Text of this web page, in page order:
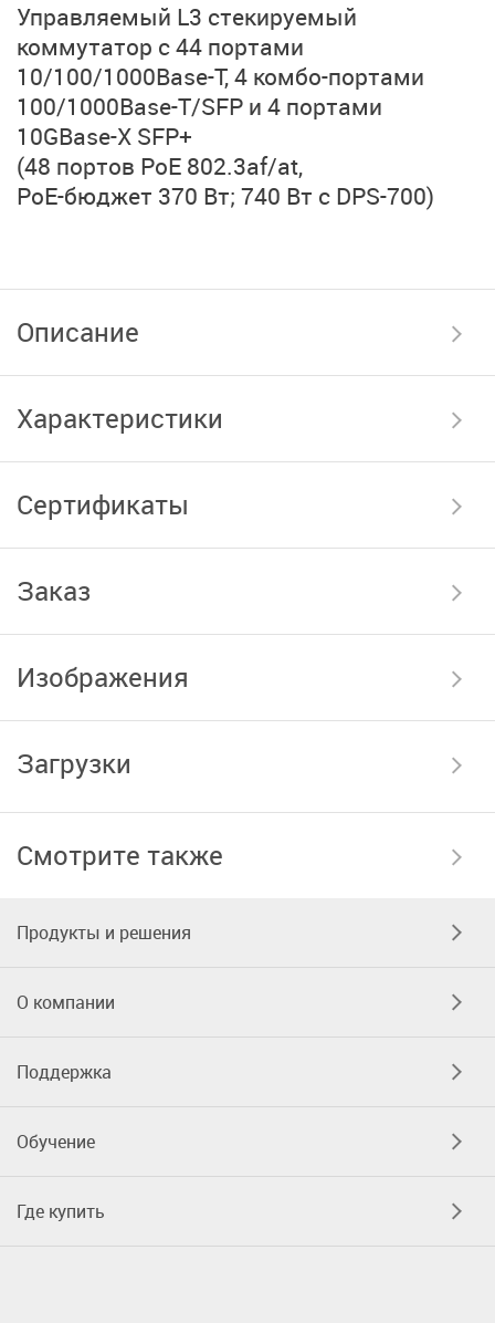
Управляемый L3 стекируемый
коммутатор с 44 портами
10/100/1000Base-T,4 комбо-портами
100/1000Base-T/SFP и 4 портами
10GBase-X SFP+
(48 портов PoE 802.3af/at,
PoE-бюджет 370 Вт; 740 Вт с DPS-700)
Описание
Характеристики
Сертификаты
Заказ
Изображения
Загрузки
Смотрите также
Продукты и решения
О компании
Поддержка
Обучение
Где купить